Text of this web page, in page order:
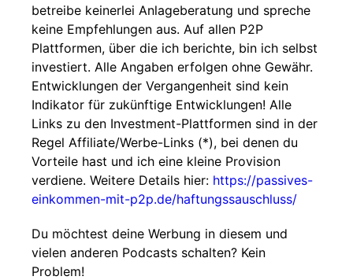
betreibe keinerlei Anlageberatung und spreche
keine Empfehlungen aus. Auf allen P2P
Plattformen, über die ich berichte, bin ich selbst
investiert. Alle Angaben erfolgen ohne Gewähr.
Entwicklungen der Vergangenheit sind kein
Indikator für zukünftige Entwicklungen! Alle
Links zu den Investment-Plattformen sind in der
Regel Affiliate/Werbe-Links (*), bei denen du
Vorteile hast und ich eine kleine Provision
verdiene. Weitere Details hier: https://passives-
einkommen-mit-p2p.de/haftungssauschluss/
Du möchtest deine Werbung in diesem und
vielen anderen Podcasts schalten? Kein
Problem!